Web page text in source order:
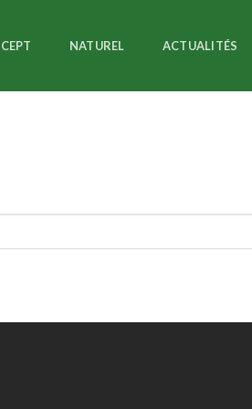
NATUREL ACTUALITÉS